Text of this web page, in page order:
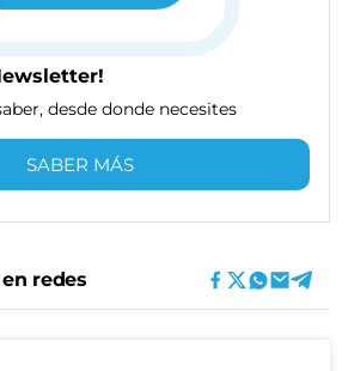
desde donde necesites
SABER MÁS
redes